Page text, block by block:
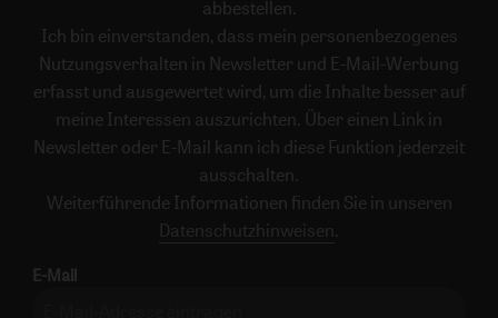
abbestellen.
Ich bin einverstanden, dass mein personenbezogenes
Nutzungsverhalten in Newsletter und E-Mail-Werbung
erfasst und ausgewertet wird, um die Inhalte besser auf
meine Interessen auszurichten. Über einen Link in
Newsletter oder E-Mail kann ich diese Funktion jederzeit
ausschalten.
Weiterführende Informationen finden Sie in unseren
Datenschutzhinweisen .
E-Mail